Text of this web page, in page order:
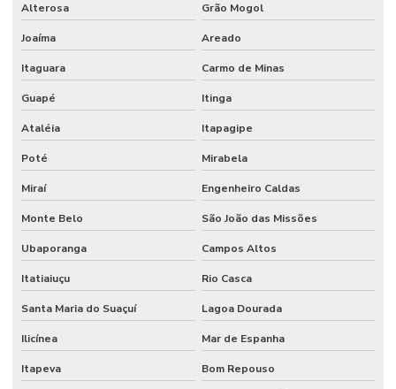
Alterosa Grão Mogol
Joaíma Areado
Itaguara Carmo de Minas
Guapé Itinga
Ataléia Itapagipe
Poté Mirabela
Miraí Engenheiro Caldas
Monte Belo São João das Missões
Ubaporanga Campos Altos
Itatiaiuçu Rio Casca
Santa Maria do Suaçuí Lagoa Dourada
Ilicínea Mar de Espanha
Itapeva Bom Repouso